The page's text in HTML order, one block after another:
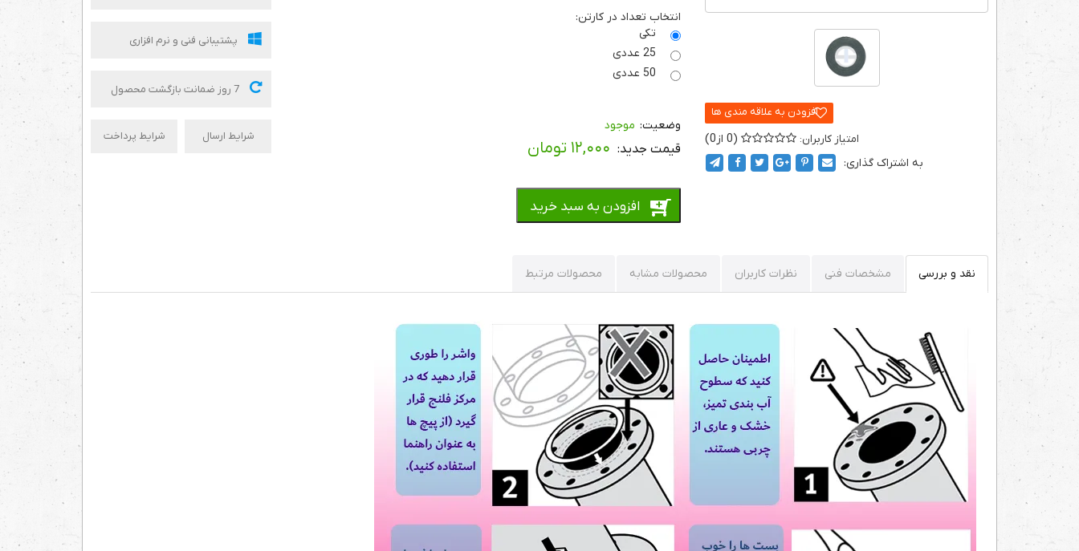
0
0
به اشتراک گذاری:
انتخاب تعداد در کارتن:
تکی
موجود
۱۲,۰۰۰ تومان
افزودن به سبد خرید
پشتیبانی فنی و نرم افزاری
شرایط ارسال شرایط پرداخت
نقد و بررسی مشخصات فنی نظرات کاربران محصولات مشابه محصولات مرتبط